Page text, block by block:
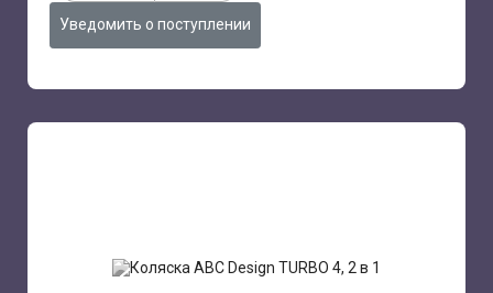
Уведомить о поступлении